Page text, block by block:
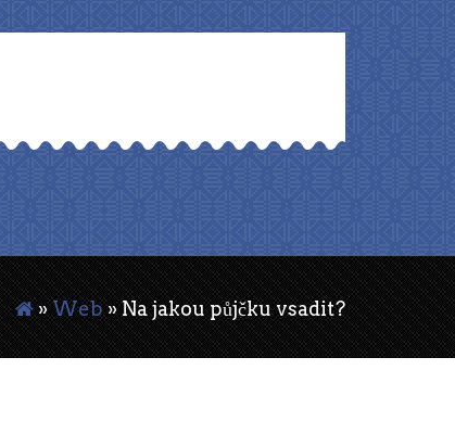
» Web » Na jakou půjčku vsadit?